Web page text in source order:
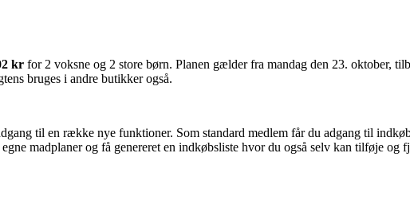
kr for 2 voksne og 2 store børn. Planen gælder fra mandag den 23. oktober,
bruges i andre butikker også.
til en række nye funktioner. Som standard medlem får du adgang til
madplaner og få genereret en indkøbsliste hvor du også selv kan tilføje og